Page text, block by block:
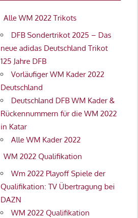
Alle WM 2022 Trikots
DFB Sondertrikot 2025 – Das
neue adidas Deutschland Trikot
125 Jahre DFB
Vorläufiger WM Kader 2022
Deutschland
Deutschland DFB WM Kader &
Rückennummern für die WM 2022
in Katar
Alle WM Kader 2022
WM 2022 Qualifikation
Wm 2022 Playoff Spiele der
Qualifikation: TV Übertragung bei
DAZN
WM 2022 Qualifikation